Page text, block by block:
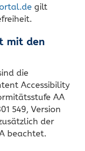
gilt
mit den
die
Accessibility
AA
549, Version
der
beachtet.